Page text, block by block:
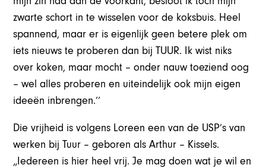
zwarte schort in te wisselen voor de koksbuis. Heel
spannend, maar er is eigenlijk geen betere plek om
iets nieuws te proberen dan bij TUUR. Ik wist niks
over koken, maar mocht – onder nauw toeziend oog
– wel alles proberen en uiteindelijk ook mijn eigen
ideeën inbrengen.’’
Die vrijheid is volgens Loreen een van de USP’s van
werken bij Tuur – geboren als Arthur – Kissels.
„Iedereen is hier heel vrij. Je mag doen wat je wil en